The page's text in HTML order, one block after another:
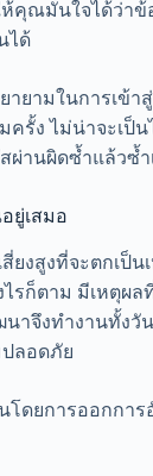
ห้คุณมั่นใจได้ว่า
ได้
ยามในการเข้า
รั้ง ไม่น่าจะเป็น
านผิดซ้ำแล้วซ้ำ
ยู่เสมอ
งสูงที่จะตกเป็น
รก็ตาม มีเหตุผล
าจึงทำงานทั้งวั
ลอดภัย
โดยการออกการ